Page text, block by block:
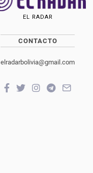
EL RADAR
CONTACTO
elradarbolivia@gmail.com